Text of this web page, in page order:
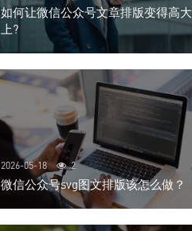
如何让微信公众号文章排版变得高大
上?
2026-05-18 2
微信公众号svg图文排版该怎么做？